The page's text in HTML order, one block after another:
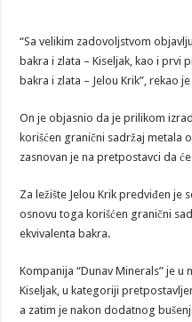
“Sa velikim zadovoljstvom
bakra i zlata – Kiseljak, kao i prvi
bakra i zlata – Jelou Krik”, rekao je
On je objasnio da je prilikom
korišćen granični sadržaj metala
zasnovan je na pretpostavci da
Za ležište Jelou Krik predviđen je
osnovu toga korišćen granični
ekvivalenta bakra.
Kompanija “Dunav Minerals” je
Kiseljak, u kategoriji
a zatim je nakon dodatnog